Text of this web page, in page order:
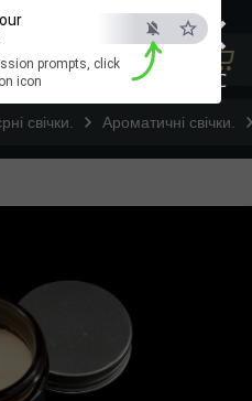
×
ESC
prompts, click
icon
свічки. Ароматичні свічки.